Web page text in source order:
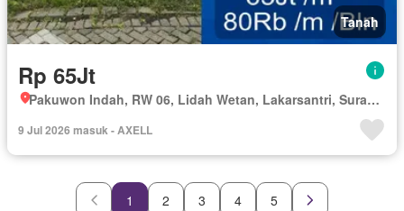
Tanah
Rp 65Jt
Pakuwon Indah, RW 06, Lidah Wetan, Lakarsantri, Surabaya, Jawa Timur
9 Jul 2026 masuk - AXELL
1 2 3 4 5